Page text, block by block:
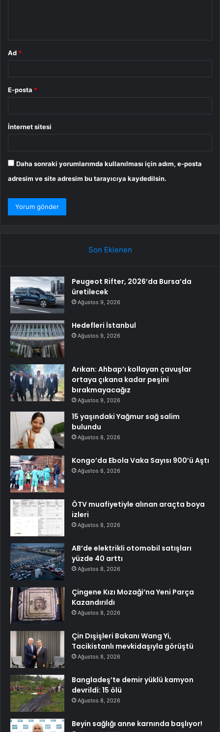
Ad *
E-posta *
İnternet sitesi
Daha sonraki yorumlarımda kullanılması için adım, e-posta
adresim ve site adresim bu tarayıcıya kaydedilsin.
Son Eklenen
Peugeot Rifter, 2026’da Bursa’da
üretilecek
Ağustos 9, 2026
Hedefleri İstanbul
Ağustos 9, 2026
Arıkan: Ahbap’ı kollayan çavuşlar
ortaya çıkana kadar peşini
bırakmayacağız
Ağustos 9, 2026
15 yaşındaki Yağmur sağ salim
bulundu
Ağustos 8, 2026
Kongo’da Ebola Vaka Sayısı 900’ü Aştı
Ağustos 8, 2026
ÖTV muafiyetiyle alınan araçta boya
izleri
Ağustos 8, 2026
AB’de elektrikli otomobil satışları
yüzde 40 arttı
Ağustos 8, 2026
Çingene Kızı Mozaği’na Yeni Parça
Kazandırıldı
Ağustos 8, 2026
Çin Dışişleri Bakanı Wang Yi,
Tacikistanlı mevkidaşıyla görüştü
Ağustos 8, 2026
Bangladeş’te demir yüklü kamyon
devrildi: 15 ölü
Ağustos 8, 2026
Beyin sağlığı anne karnında başlıyor!